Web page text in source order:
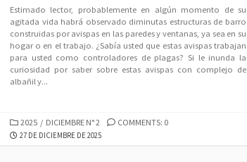
Estimado lector, probablemente en algún momento de su
agitada vida habrá observado diminutas estructuras de barro
construidas por avispas en las paredes y ventanas, ya sea en su
hogar o en el trabajo. ¿Sabía usted que estas avispas trabajan
para usted como controladores de plagas? Si le inunda la
curiosidad por saber sobre estas avispas con complejo de
albañil y...
CATEGORIES
2025 / DICIEMBRE N° 2 COMMENTS: 0
PUBLISHED
27 DE DICIEMBRE DE 2025